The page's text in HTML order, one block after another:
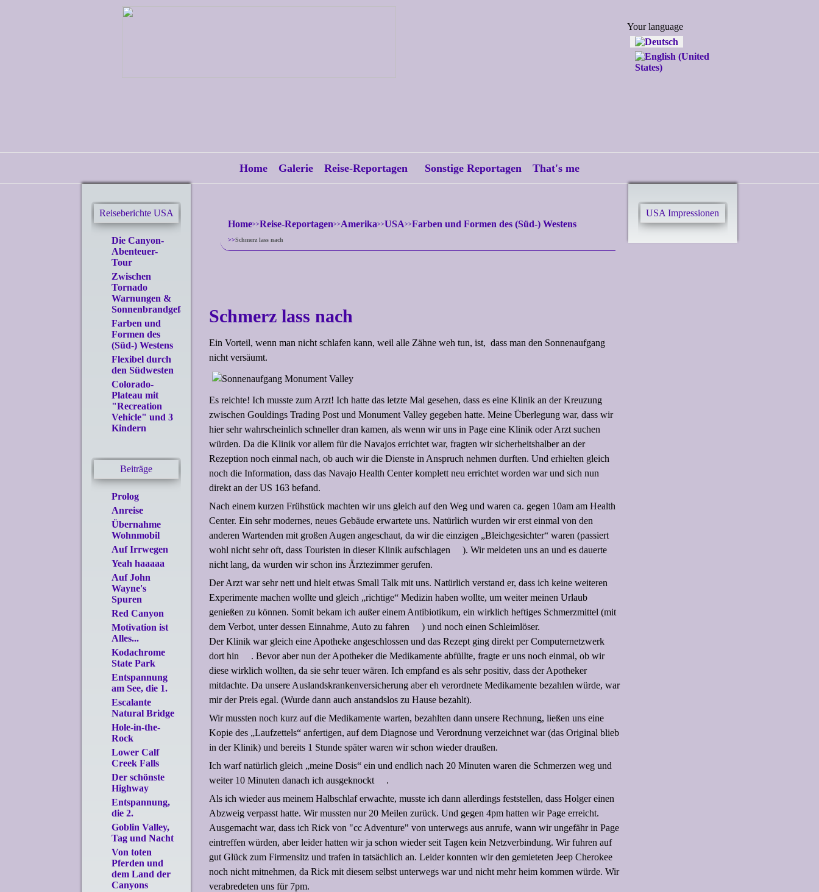
Select your language
Your language
Home Galerie Reise-Reportagen Sonstige Reportagen That's me
Reiseberichte USA
Die Canyon-
Abenteuer-
Tour
Zwischen
Tornado
Warnungen &
Sonnenbrandgefahr
Farben und
Formen des
(Süd-) Westens
Flexibel durch
den Südwesten
Colorado-
Plateau mit
"Recreation
Vehicle" und 3
Kindern
Beiträge
Prolog
Anreise
Übernahme
Wohnmobil
Auf Irrwegen
Yeah haaaaa
Auf John
Wayne's
Spuren
Red Canyon
Motivation ist
Alles...
Kodachrome
State Park
Entspannung
am See, die 1.
Escalante
Natural Bridge
Hole-in-the-
Rock
Lower Calf
Creek Falls
Der schönste
Highway
Entspannung,
die 2.
Goblin Valley,
Tag und Nacht
Von toten
Pferden und
dem Land der
Canyons
Home Reise-Reportagen Amerika USA Farben und Formen des (Süd-) Westens
Schmerz lass nach
Schmerz lass nach
Ein Vorteil, wenn man nicht schlafen kann, weil alle Zähne weh tun, ist, dass man den Sonnenaufgang
nicht versäumt.
Es reichte! Ich musste zum Arzt! Ich hatte das letzte Mal gesehen, dass es eine Klinik an der Kreuzung
zwischen Gouldings Trading Post und Monument Valley gegeben hatte. Meine Überlegung war, dass wir
hier sehr wahrscheinlich schneller dran kamen, als wenn wir uns in Page eine Klinik oder Arzt suchen
würden. Da die Klinik vor allem für die Navajos errichtet war, fragten wir sicherheitshalber an der
Rezeption noch einmal nach, ob auch wir die Dienste in Anspruch nehmen durften. Und erhielten gleich
noch die Information, dass das Navajo Health Center komplett neu errichtet worden war und sich nun
direkt an der US 163 befand.
Nach einem kurzen Frühstück machten wir uns gleich auf den Weg und waren ca. gegen 10am am Health
Center. Ein sehr modernes, neues Gebäude erwartete uns. Natürlich wurden wir erst einmal von den
anderen Wartenden mit großen Augen angeschaut, da wir die einzigen „Bleichgesichter“ waren (passiert
wohl nicht sehr oft, dass Touristen in dieser Klinik aufschlagen
). Wir meldeten uns an und es dauerte
nicht lang, da wurden wir schon ins Ärztezimmer gerufen.
Der Arzt war sehr nett und hielt etwas Small Talk mit uns. Natürlich verstand er, dass ich keine weiteren
Experimente machen wollte und gleich „richtige“ Medizin haben wollte, um weiter meinen Urlaub
genießen zu können. Somit bekam ich außer einem Antibiotikum, ein wirklich heftiges Schmerzmittel (mit
dem Verbot, unter dessen Einnahme, Auto zu fahren
) und noch einen Schleimlöser.
Der Klinik war gleich eine Apotheke angeschlossen und das Rezept ging direkt per Computernetzwerk
dort hin
. Bevor aber nun der Apotheker die Medikamente abfüllte, fragte er uns noch einmal, ob wir
diese wirklich wollten, da sie sehr teuer wären. Ich empfand es als sehr positiv, dass der Apotheker
mitdachte. Da unsere Auslandskrankenversicherung aber eh verordnete Medikamente bezahlen würde, war
mir der Preis egal. (Wurde dann auch anstandslos zu Hause bezahlt).
Wir mussten noch kurz auf die Medikamente warten, bezahlten dann unsere Rechnung, ließen uns eine
Kopie des „Laufzettels“ anfertigen, auf dem Diagnose und Verordnung verzeichnet war (das Original blieb
in der Klinik) und bereits 1 Stunde später waren wir schon wieder draußen.
Ich warf natürlich gleich „meine Dosis“ ein und endlich nach 20 Minuten waren die Schmerzen weg und
weiter 10 Minuten danach ich ausgeknockt
.
Als ich wieder aus meinem Halbschlaf erwachte, musste ich dann allerdings feststellen, dass Holger einen
Abzweig verpasst hatte. Wir mussten nur 20 Meilen zurück. Und gegen 4pm hatten wir Page erreicht.
Ausgemacht war, dass ich Rick von "cc Adventure" von unterwegs aus anrufe, wann wir ungefähr in Page
eintreffen würden, aber leider hatten wir ja schon wieder seit Tagen kein Netzverbindung. Wir fuhren auf
gut Glück zum Firmensitz und trafen in tatsächlich an. Leider konnten wir den gemieteten Jeep Cherokee
noch nicht mitnehmen, da Rick mit diesem selbst unterwegs war und nicht mehr heim kommen würde. Wir
verabredeten uns für 7pm.
USA Impressionen